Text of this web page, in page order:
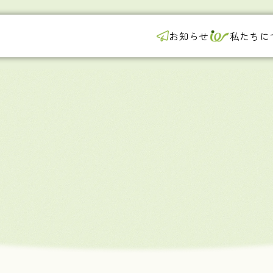
お知らせ 私たちに